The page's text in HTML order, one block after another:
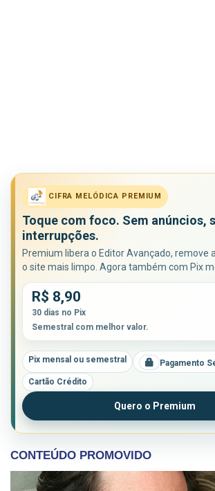
CIFRA MELÓDICA PREMIUM
Toque com foco. Sem anúncios,
interrupções.
Premium libera o Editor Avançado, remove
o site mais limpo. Agora também com Pix
R$ 8,90
30 dias no Pix
Semestral com melhor valor.
Pix mensal ou semestral Pagamento
Cartão Crédito
Quero o Premium